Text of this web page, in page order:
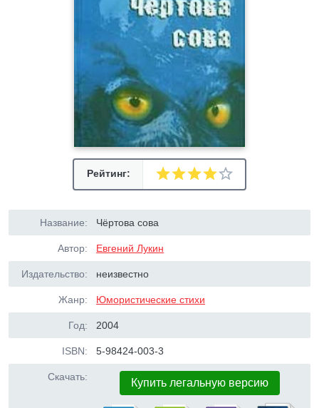
Рейтинг:
Название: Чёртова сова
Автор: Евгений Лукин
Издательство: неизвестно
Жанр: Юмористические стихи
Год: 2004
ISBN: 5-98424-003-3
Скачать: Купить легальную версию